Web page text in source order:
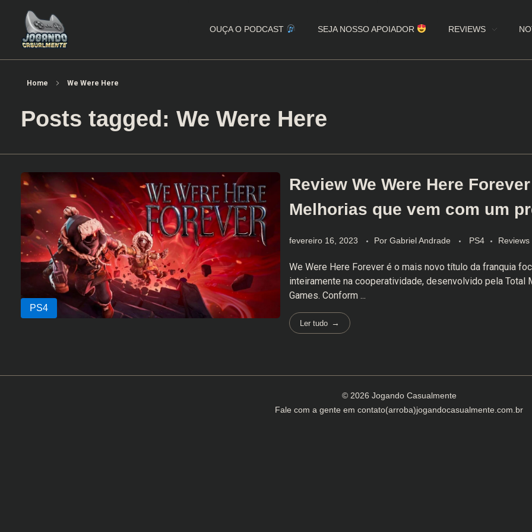
OUÇA O PODCAST SEJA NOSSO APOIADOR REVIEWS
Home We Were Here
Posts tagged: We Were Here
Review We Were Here
Melhorias que vem com um
fevereiro 16, 2023 Por Gabriel Andrade PS4 Reviews
We Were Here Forever é o mais novo título da franquia
inteiramente na cooperatividade, desenvolvido pela Total
Games. Conform ...
Ler tudo
© 2026 Jogando Casualmente
Fale com a gente em contato(arroba)jogandocasualmente.com.br